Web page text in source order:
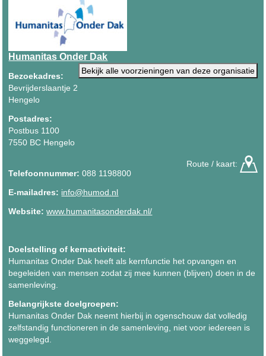
Humanitas Onder Dak
Bekijk alle voorzieningen van deze organisatie
Bezoekadres:
Bevrijderslaantje 2
Hengelo
Postadres:
Postbus 1100
7550 BC Hengelo
Route / kaart:
Telefoonnummer: 088 1198800
E-mailadres: info@humod.nl
Website: www.humanitasonderdak.nl/
Doelstelling of kernactiviteit:
Humanitas Onder Dak heeft als kernfunctie het opvangen en
begeleiden van mensen zodat zij mee kunnen (blijven) doen in de
samenleving.
Belangrijkste doelgroepen:
Humanitas Onder Dak neemt hierbij in ogenschouw dat volledig
zelfstandig functioneren in de samenleving, niet voor iedereen is
weggelegd.